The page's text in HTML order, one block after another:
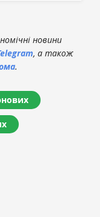
новини
, а також
.